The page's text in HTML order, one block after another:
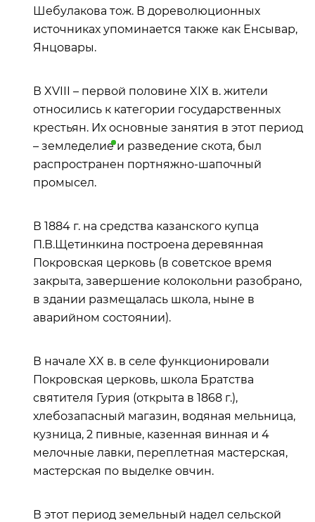
Шебулакова тож. В дореволюционных
источниках упоминается также как Енсывар,
Янцовары.
В XVIII – первой половине XIX в. жители
относились к категории государственных
крестьян. Их основные занятия в этот период
– земледелиеи разведение скота, был
распространен портняжно-шапочный
промысел.
В 1884 г. на средства казанского купца
П.В.Щетинкина построена деревянная
Покровская церковь (в советское время
закрыта, завершение колокольни разобрано,
в здании размещалась школа, ныне в
аварийном состоянии).
В начале XX в. в селе функционировали
Покровская церковь, школа Братства
святителя Гурия (открыта в 1868 г.),
хлебозапасный магазин, водяная мельница,
кузница, 2 пивные, казенная винная и 4
мелочные лавки, переплетная мастерская,
мастерская по выделке овчин.
В этот период земельный надел сельской